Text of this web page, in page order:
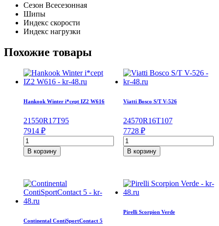
Сезон Всесезонная
Шипы
Индекс скорости
Индекс нагрузки
Похожие товары
Hankook Winter i*cept IZ2 W616
21550R17T95
7914 ₽
Количество
товара
Hankook
IZ2
W616
215/50/R17
T
В корзину
Viatti Bosco S/T V-526
24570R16T107
7728 ₽
Количество
товара
Viatti
V-
526
107
В корзину
Continental ContiSportContact 5
Pirelli Scorpion Verde